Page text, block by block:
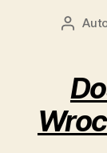
Autor